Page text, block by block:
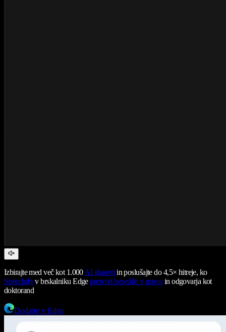
Izbirajte med več kot 1.000AI glasovi in poslušajte do 4,5× hitreje, ko
Speechifyv brskalniku Edgepretvori besedilo v govorin odgovarja kot
doktorand
Dodajte v Edge